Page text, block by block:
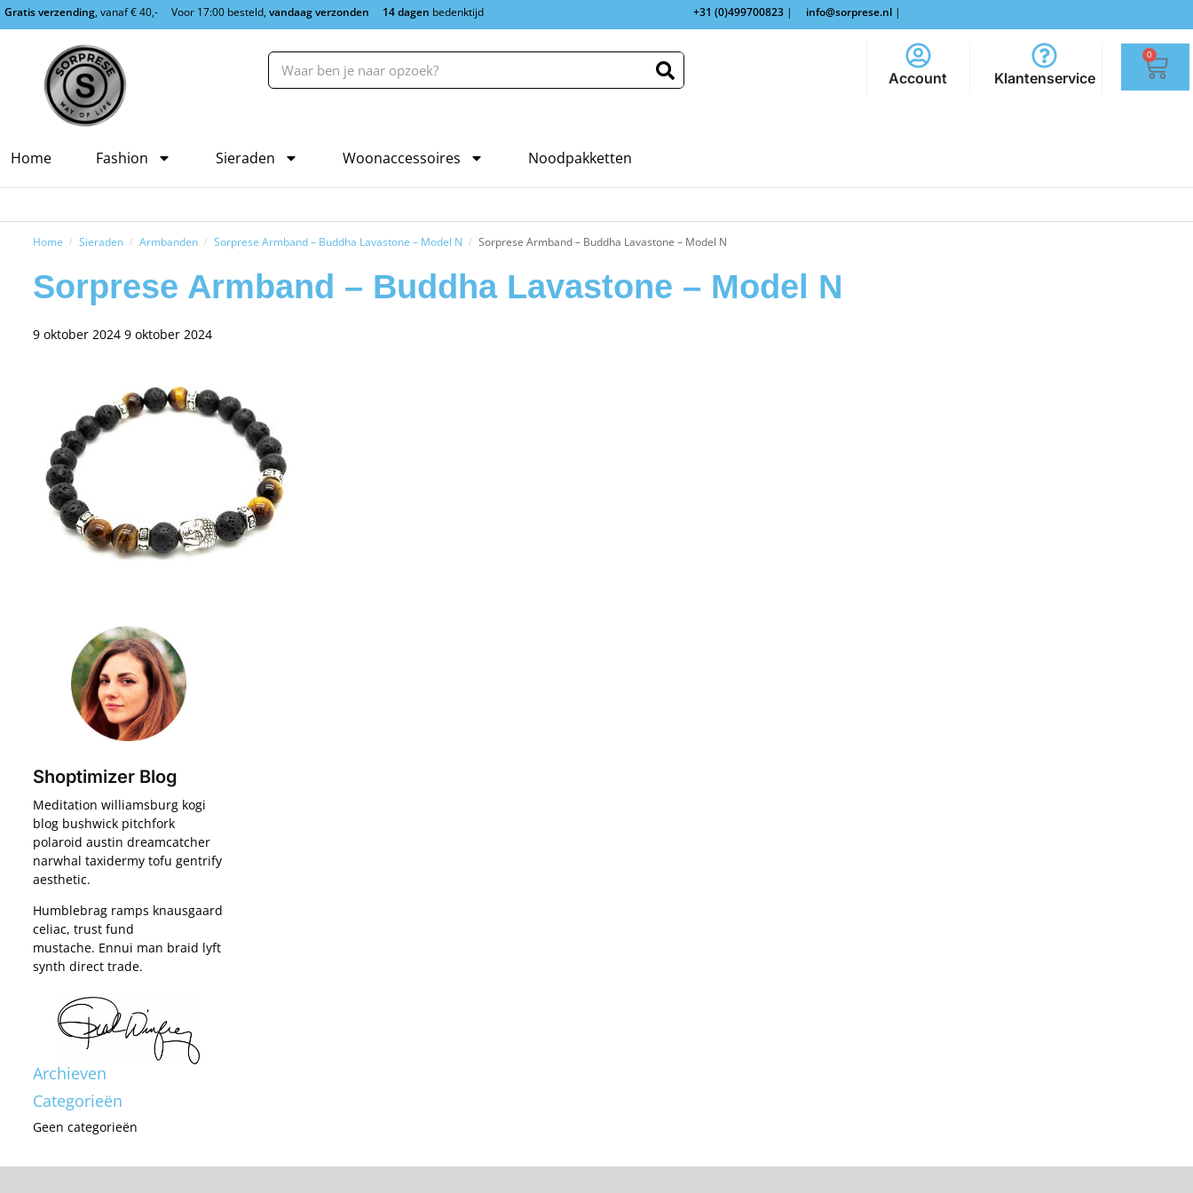
Gratis verzending, vanaf € 40,- Voor 17:00 besteld,vandaag verzonden 14 dagen bedenktijd +31 (0)499700823 | info@sorprese.nl |
Account Klantenservice
0
Home Fashion Sieraden Woonaccessoires Noodpakketten
Home / Sieraden / Armbanden / Sorprese Armband – Buddha Lavastone – Model N / Sorprese Armband – Buddha Lavastone – Model N
Sorprese Armband – Buddha Lavastone – Model N
9 oktober 2024 9 oktober 2024
Shoptimizer Blog
Meditation williamsburg kogi
blog bushwick pitchfork
polaroid austin dreamcatcher
narwhal taxidermy tofu gentrify
aesthetic.
Humblebrag ramps knausgaard
celiac, trust fund
mustache. Ennui man braid lyft
synth direct trade.
Archieven
Categorieën
Geen categorieën